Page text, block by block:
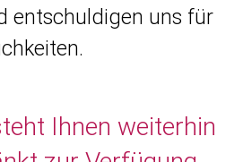
entschuldigen uns für
Ihnen weiterhin